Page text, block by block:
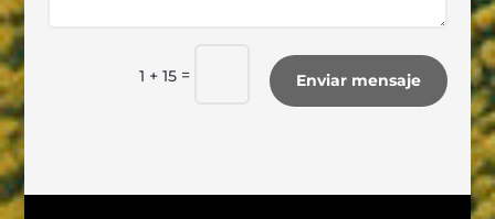
1 + 15 = Enviar mensaje